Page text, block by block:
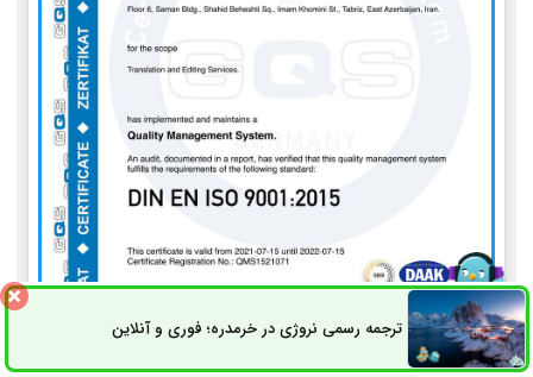
ترجمه رسمی نروژی در خرمدره؛ فوری و آنلاینثبت سفارش راه های ارتباطی